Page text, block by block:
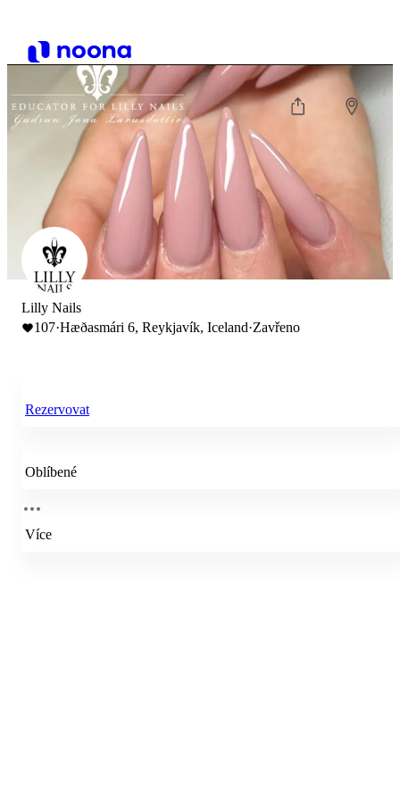
Lilly Nails
107·Hæðasmári 6, Reykjavík, Iceland·Zavřeno
Rezervovat
Oblíbené
Více